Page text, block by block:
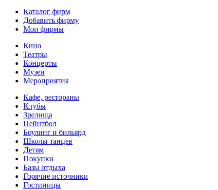
Каталог фирм
Добавить фирму
Мои фирмы
Кино
Театры
Концерты
Музеи
Мероприятия
Кафе, рестораны
Клубы
Зрелища
Пейнтбол
Боулинг и бильярд
Школы танцев
Детям
Покупки
Базы отдыха
Горячие источники
Гостиницы